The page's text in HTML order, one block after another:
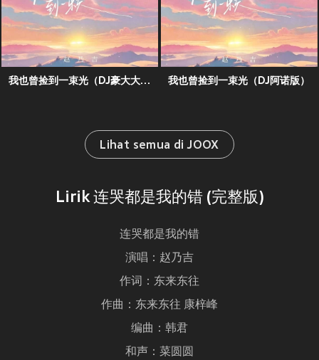
我也曾捡到一束光（DJ豪大大版） 我也曾捡到一束光（DJ阿诺版）
Lihat semua di JOOX
Lirik 连哭都是我的错 (完整版)
连哭都是我的错
演唱：赵乃吉
作词：东来东往
作曲：东来东往 康梓峰
编曲：韩君
和声：菜圆圆